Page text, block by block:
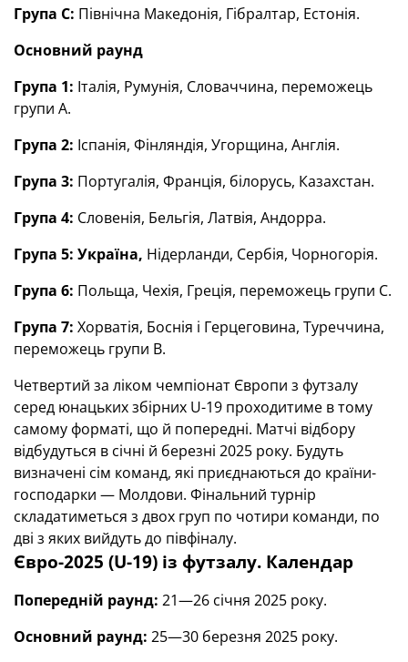
Група С: Північна Македонія, Гібралтар, Естонія.
Основний раунд
Група 1: Італія, Румунія, Словаччина, переможець
групи А.
Група 2: Іспанія, Фінляндія, Угорщина, Англія.
Група 3: Португалія, Франція, білорусь, Казахстан.
Група 4: Словенія, Бельгія, Латвія, Андорра.
Група 5: Україна, Нідерланди, Сербія, Чорногорія.
Група 6: Польща, Чехія, Греція, переможець групи С.
Група 7: Хорватія, Боснія і Герцеговина, Туреччина,
переможець групи В.
Четвертий за ліком чемпіонат Європи з футзалу
серед юнацьких збірних U-19 проходитиме в тому
самому форматі, що й попередні. Матчі відбору
відбудуться в січні й березні 2025 року. Будуть
визначені сім команд, які приєднаються до країни-
господарки — Молдови. Фінальний турнір
складатиметься з двох груп по чотири команди, по
дві з яких вийдуть до півфіналу.
Євро-2025 (U-19) із футзалу. Календар
Попередній раунд: 21—26 січня 2025 року.
Основний раунд: 25—30 березня 2025 року.